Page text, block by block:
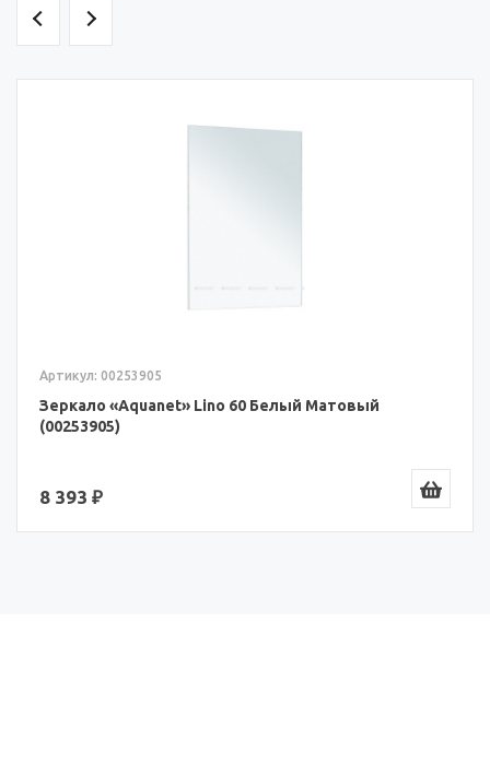
Артикул: 00253905
Зеркало «Aquanet» Lino 60 Белый Матовый
(00253905)
8 393 ₽